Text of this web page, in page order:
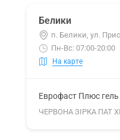
Белики
п. Белики, ул.
Пн-Вс: 07:00-20:00
На карте
Еврофаст Плюс гель
ЧЕРВОНА ЗІРКА ПАТ